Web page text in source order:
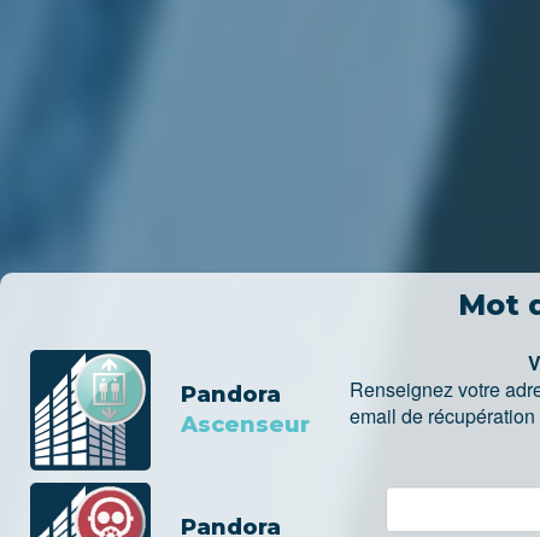
Mot
Pandora
Ascenseur
Pandora
Renseignez votre
email de récupération